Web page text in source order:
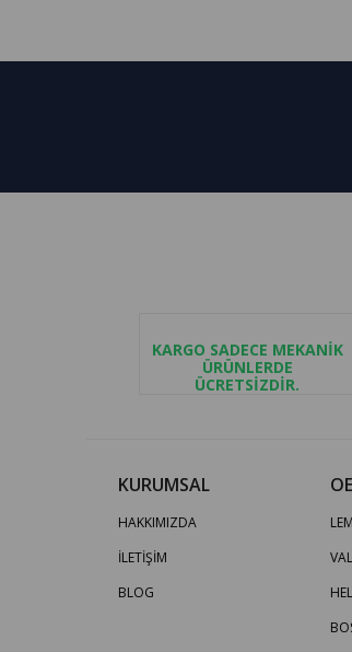
KARGO SADECE MEKANİK
ÜRÜNLERDE
ÜCRETSİZDİR.
KURUMSAL
HAKKIMIZDA
İLETİŞİM
BLOG